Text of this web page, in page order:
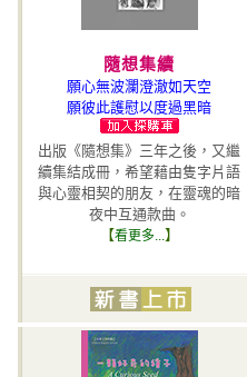
隨想集續
願心無波瀾澄澈如天空
願彼此護慰以度過黑暗
出版《隨想集》三年之後，又繼
續集結成冊，希望藉由隻字片語
與心靈相契的朋友，在靈魂的暗
夜中互通款曲。
【看更多...】